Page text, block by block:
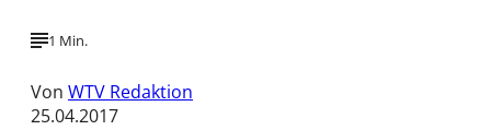
1 Min.
Von WTV Redaktion
25.04.2017